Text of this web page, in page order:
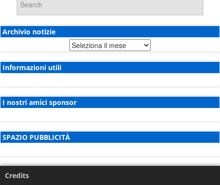
Archivio notizie
Archivio
Informazioni utili
I nostri amici sponsor
SPAZIO PUBBLICITÀ
Credits